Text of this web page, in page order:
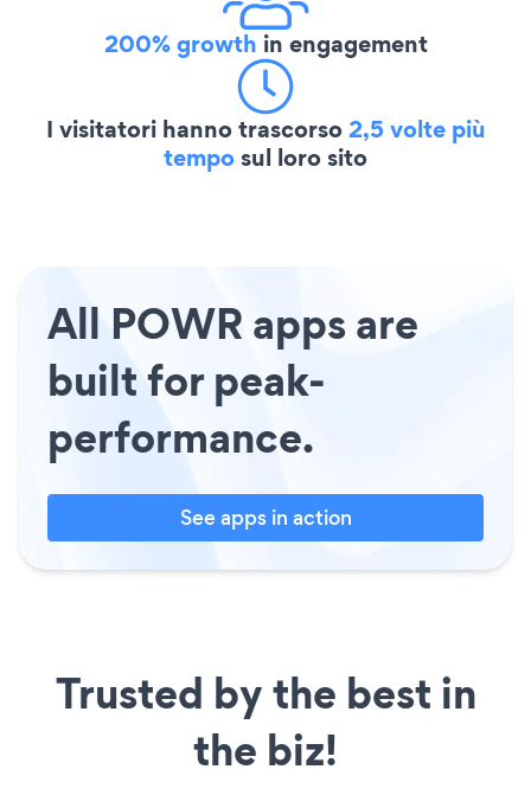
200% growth in engagement
I visitatori hanno trascorso2,5 volte più
temposul loro sito
All POWR apps are
built for peak-
performance.
See apps in action
Trusted by the best in
the biz!